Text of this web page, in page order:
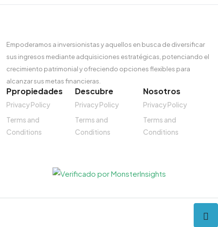
Empoderamos a inversionistas y aquellos en busca de diversificar
sus ingresos mediante adquisiciones estratégicas, potenciando el
crecimiento patrimonial y ofreciendo opciones flexibles para
alcanzar sus metas financieras.
Ppropiedades
Privacy Policy
Terms and
Conditions
Descubre
Privacy Policy
Terms and
Conditions
Nosotros
Privacy Policy
Terms and
Conditions